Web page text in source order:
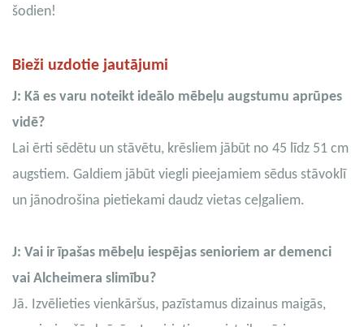
šodien!
Bieži uzdotie jautājumi
J: Kā es varu noteikt ideālo mēbeļu augstumu aprūpes
vidē?
Lai ērti sēdētu un stāvētu, krēsliem jābūt no 45 līdz 51 cm
augstiem. Galdiem jābūt viegli pieejamiem sēdus stāvoklī
un jānodrošina pietiekami daudz vietas ceļgaliem.
J: Vai ir īpašas mēbeļu iespējas senioriem ar demenci
vai Alcheimera slimību?
Jā. Izvēlieties vienkāršus, pazīstamus dizainus maigās,